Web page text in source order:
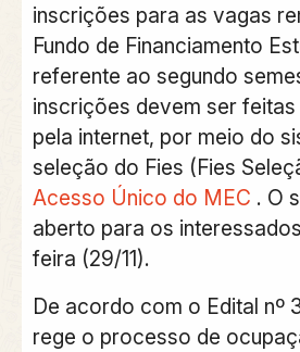
inscrições para as vagas
Fundo de Financiamento
referente ao segundo
inscrições devem ser
pela internet, por meio do
seleção do Fies (Fies
Acesso Único do MEC . O
aberto para os
feira (29/11).
De acordo com o Edital nº
rege o processo de